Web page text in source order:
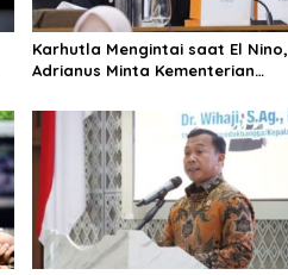
Karhutla Mengintai saat El Nino,
Adrianus Minta Kementerian